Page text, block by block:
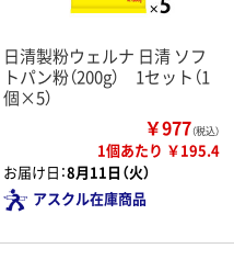
日清製粉ウェルナ 日清 ソフ
トパン粉（200g） 1セット（1
個×5）
￥977（税込）
1個あたり ￥195.4
お届け日：8月11日（火）
アスクル在庫商品